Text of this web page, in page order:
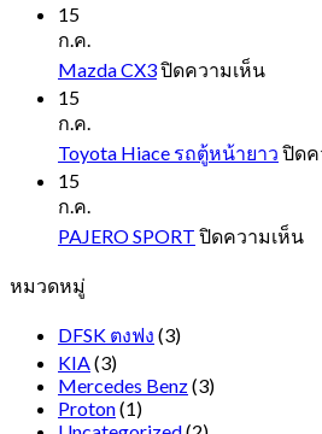
15
ก.ค.
Mazda CX3ปิดความเห็นบน
15
ก.ค.
Toyota Hiace รถตู้หน้ายาว ปิดค
15
ก.ค.
PAJERO SPORT ปิดความเห็นบน
หมวดหมู่
DFSK ตงฟง (3)
KIA(3)
Mercedes Benz(3)
Proton(1)